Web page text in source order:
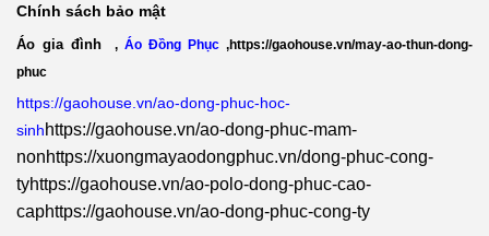
Chính sách bảo mật
Áo gia đình Áo Đồng Phục
https://gaohouse.vn/may-ao-thun-dong-
phuc
https://gaohouse.vn/ao-dong-phuc-hoc-
sinhhttps://gaohouse.vn/ao-dong-phuc-mam-
nonhttps://xuongmayaodongphuc.vn/dong-phuc-cong-
tyhttps://gaohouse.vn/ao-polo-dong-phuc-cao-
caphttps://gaohouse.vn/ao-dong-phuc-cong-ty